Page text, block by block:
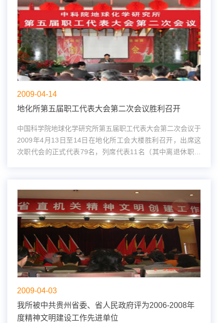
2009-04-14
地化所第五届职工代表大会第二次会议胜利召开
中国科学院地球化学研究所第五届职工代表大会第二次会议于
2009年4月13日至14日在地化所工会大楼胜利召开，出席这
次职代会的正式代表79名，列席代表11名（其中离退休职工
2009-04-03
我所被中共贵州省委、省人民政府评为2006-2008年
度精神文明建设工作先进单位